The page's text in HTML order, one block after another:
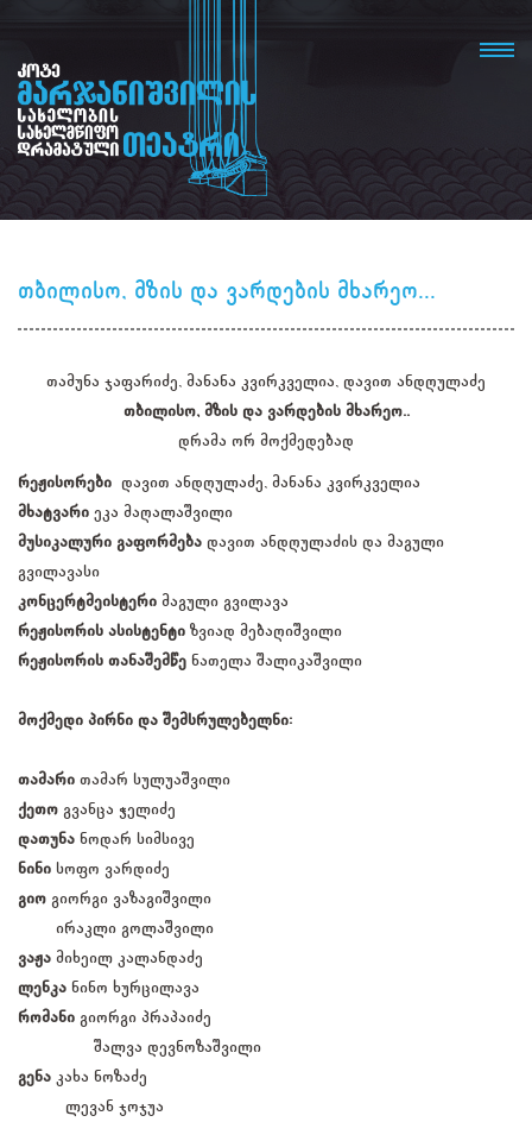
თბილისო, მზის და ვარდების მხარეო...
თამუნა ჯაფარიძე, მანანა კვირკველია, დავით ანდღულაძე
თბილისო, მზის და ვარდების მხარეო..
დრამა ორ მოქმედებად
რეჟისორები დავით ანდღულაძე, მანანა კვირკველია
მხატვარი ეკა მაღალაშვილი
მუსიკალური გაფორმება დავით ანდღულაძის და მაგული
გვილავასი
კონცერტმეისტერი მაგული გვილავა
რეჟისორის ასისტენტი ზვიად მებაღიშვილი
რეჟისორის თანაშემწე ნათელა შალიკაშვილი
მოქმედი პირნი და შემსრულებელნი:
თამარი თამარ სულუაშვილი
ქეთო გვანცა ჭელიძე
დათუნა ნოდარ სიმსივე
ნინი სოფო ვარდიძე
გიო გიორგი ვაზაგიშვილი
ირაკლი გოლაშვილი
ვაჟა მიხეილ კალანდაძე
ლენკა ნინო ხურცილავა
რომანი გიორგი პრაპაიძე
შალვა დევნოზაშვილი
გენა კახა ნოზაძე
ლევან ჯოჯუა